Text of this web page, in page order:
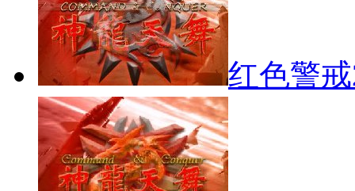
红色警